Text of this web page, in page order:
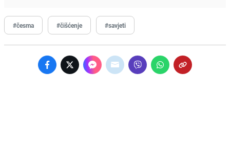
#česma #čišćenje #savjeti